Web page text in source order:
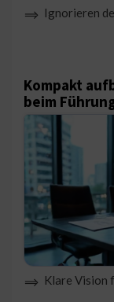
⟹ Ignorieren
Kompakt
beim
⟹ Klare Vision